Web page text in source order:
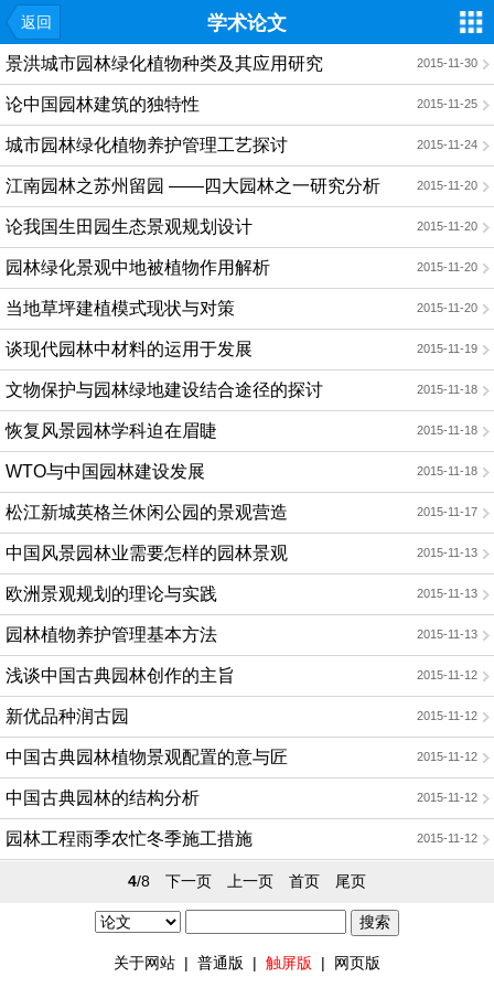
返回 学术论文
2015-11-30
景洪城市园林绿化植物种类及其应用研究
2015-11-25
论中国园林建筑的独特性
2015-11-24
城市园林绿化植物养护管理工艺探讨
2015-11-20
江南园林之苏州留园 ——四大园林之一研究分析
2015-11-20
论我国生田园生态景观规划设计
2015-11-20
园林绿化景观中地被植物作用解析
2015-11-20
当地草坪建植模式现状与对策
2015-11-19
谈现代园林中材料的运用于发展
2015-11-18
文物保护与园林绿地建设结合途径的探讨
2015-11-18
恢复风景园林学科迫在眉睫
2015-11-18
WTO与中国园林建设发展
2015-11-17
松江新城英格兰休闲公园的景观营造
2015-11-13
中国风景园林业需要怎样的园林景观
2015-11-13
欧洲景观规划的理论与实践
2015-11-13
园林植物养护管理基本方法
2015-11-12
浅谈中国古典园林创作的主旨
2015-11-12
新优品种润古园
2015-11-12
中国古典园林植物景观配置的意与匠
2015-11-12
中国古典园林的结构分析
2015-11-12
园林工程雨季农忙冬季施工措施
4/8 下一页 上一页 首页 尾页
关于网站 | 普通版 | 触屏版 | 网页版